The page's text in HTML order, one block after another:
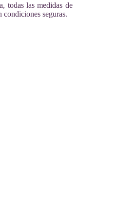
todas las medidas de
condiciones seguras.